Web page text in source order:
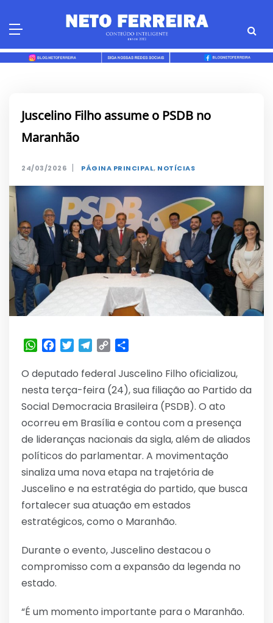
Juscelino Filho assume o PSDB no
Maranhão
24/03/2026 | PÁGINA PRINCIPAL, NOTÍCIAS
WhatsApp
Facebook
TwitterTelegram
Copy
O deputado federal Juscelino Filho oficializou,
nesta terça-feira (24), sua filiação ao Partido da
Social Democracia Brasileira (PSDB). O ato
ocorreu em Brasília e contou com a presença
de lideranças nacionais da sigla, além de aliados
políticos do parlamentar. A movimentação
sinaliza uma nova etapa na trajetória de
Juscelino e na estratégia do partido, que busca
fortalecer sua atuação em estados
estratégicos, como o Maranhão.
Durante o evento, Juscelino destacou o
compromisso com a expansão da legenda no
estado.
“É um momento importante para o Maranhão.